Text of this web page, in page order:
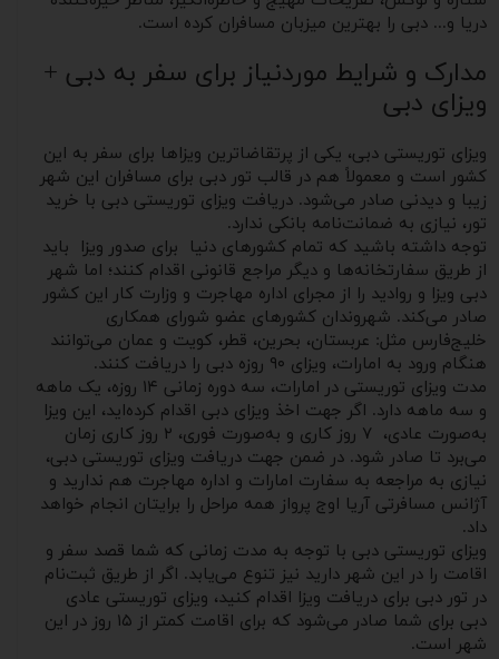
دریا و... دبی را بهترین میزبان مسافران کرده است.
مدارک و شرایط موردنیاز برای سفر به دبی +
ویزای دبی
ویزای توریستی دبی، یکی از پرتقاضاترین ویزاها برای سفر به این
کشور است و معمولاً هم در قالب تور دبی برای مسافران این شهر
زیبا و دیدنی صادر می‌شود. دریافت ویزای توریستی دبی با خرید
تور، نیازی به ضمانت‌نامه بانکی ندارد.
توجه داشته باشید که تمام کشورهای دنیا برای صدور ویزا باید
از طریق سفارتخانه‌ها و دیگر مراجع قانونی اقدام کنند؛ اما شهر
دبی ویزا و روادید را از مجرای اداره مهاجرت و وزارت کار این کشور
صادر می‌کند. شهروندان کشورهای عضو شورای همکاری
خلیج‌فارس مثل: عربستان، بحرین، قطر، کویت و عمان می‌توانند
هنگام ورود به امارات، ویزای ۹۰ روزه دبی را دریافت کنند.
مدت ‌ویزای توریستی در امارات، سه دوره زمانی ۱۴ روزه، یک‌ ماهه
و سه‌ ماهه دارد. اگر جهت اخذ ویزای دبی اقدام کرده‌اید، این ویزا
به‌صورت عادی، ۷ روز کاری و به‌صورت فوری، ۲ روز کاری زمان
می‌برد تا صادر شود. در ضمن جهت دریافت ویزای توریستی دبی،
نیازی به مراجعه به سفارت امارات و اداره مهاجرت هم ندارید و
آژانس مسافرتی آریا اوج پرواز همه مراحل را برایتان انجام خواهد
داد.
ویزای توریستی دبی با توجه به مدت ‌زمانی که شما قصد سفر و
اقامت را در این شهر دارید نیز تنوع می‌یابد. اگر از طریق ثبت‌نام
در تور دبی برای دریافت ویزا اقدام کنید، ویزای توریستی عادی
دبی برای شما صادر می‌شود که برای اقامت کمتر از ۱۵ روز در این
شهر است.